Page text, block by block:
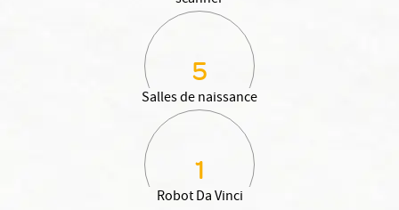
5
Salles de naissance
1
Robot Da Vinci